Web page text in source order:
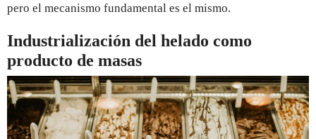
pero el mecanismo fundamental es el mismo.
Industrialización del helado como
producto de masas